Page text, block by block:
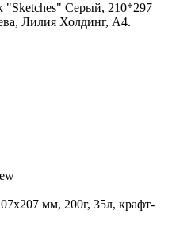
"Sketches" Серый, 210*297
Лилия Холдинг, А4.
мм, 200г, 35л, крафт-